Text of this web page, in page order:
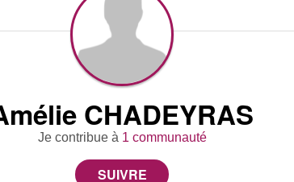
CHADEYRAS
Je contribue à 1 communauté